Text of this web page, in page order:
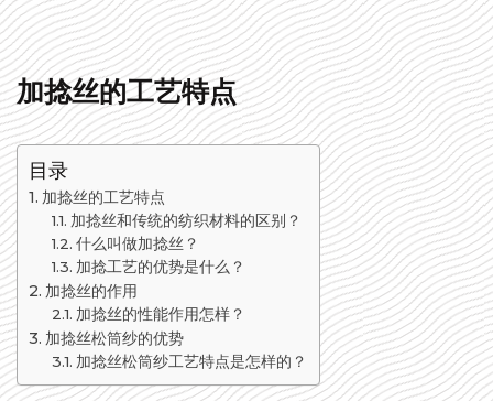
加捻丝的工艺特点
目录
加捻丝的工艺特点
加捻丝和传统的纺织材料的区别？
什么叫做加捻丝？
加捻工艺的优势是什么？
加捻丝的作用
加捻丝的性能作用怎样？
加捻丝松筒纱的优势
加捻丝松筒纱工艺特点是怎样的？